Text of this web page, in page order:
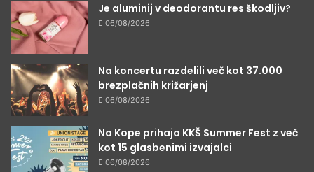
Je aluminij v deodorantu res škodljiv?
06/08/2026
Na koncertu razdelili več kot 37.000
brezplačnih križarjenj
06/08/2026
Na Kope prihaja KKŠ Summer Fest z več
kot 15 glasbenimi izvajalci
06/08/2026